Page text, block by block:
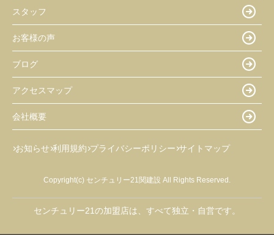
スタッフ
お客様の声
ブログ
アクセスマップ
会社概要
お知らせ 利用規約 プライバシーポリシー サイトマップ
Copyright(c) センチュリー21関建設 All Rights Reserved.
センチュリー21の加盟店は、すべて独立・自営です。